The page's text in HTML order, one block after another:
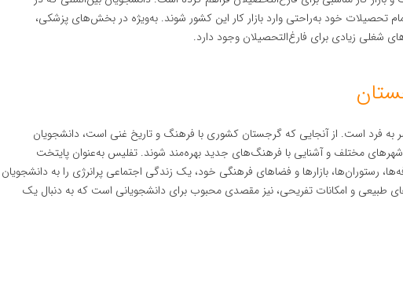
تحصیلات خود به‌راحتی وارد بازار کار این کشور شوند. به‌ویژه در بخش‌های پزشکی،
شغلی زیادی برای فارغ‌التحصیلان وجود دارد.
فرد است. از آنجایی که گرجستان کشوری با فرهنگ و تاریخ غنی است، دانشجویان
مختلف و آشنایی با فرهنگ‌های جدید بهره‌مند شوند. تفلیس به‌عنوان پایتخت
بازارها و فضاهای فرهنگی خود، یک زندگی اجتماعی پرانرژی را به دانشجویان
طبیعی و امکانات تفریحی، نیز مقصدی محبوب برای دانشجویانی است که به دنبال یک